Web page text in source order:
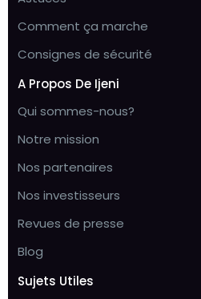
Comment ça marche
Consignes de sécurité
A Propos De Ijeni
Qui sommes-nous?
Notre mission
Nos partenaires
Nos investisseurs
Revues de presse
Blog
Sujets Utiles